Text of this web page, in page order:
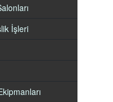
İşleri